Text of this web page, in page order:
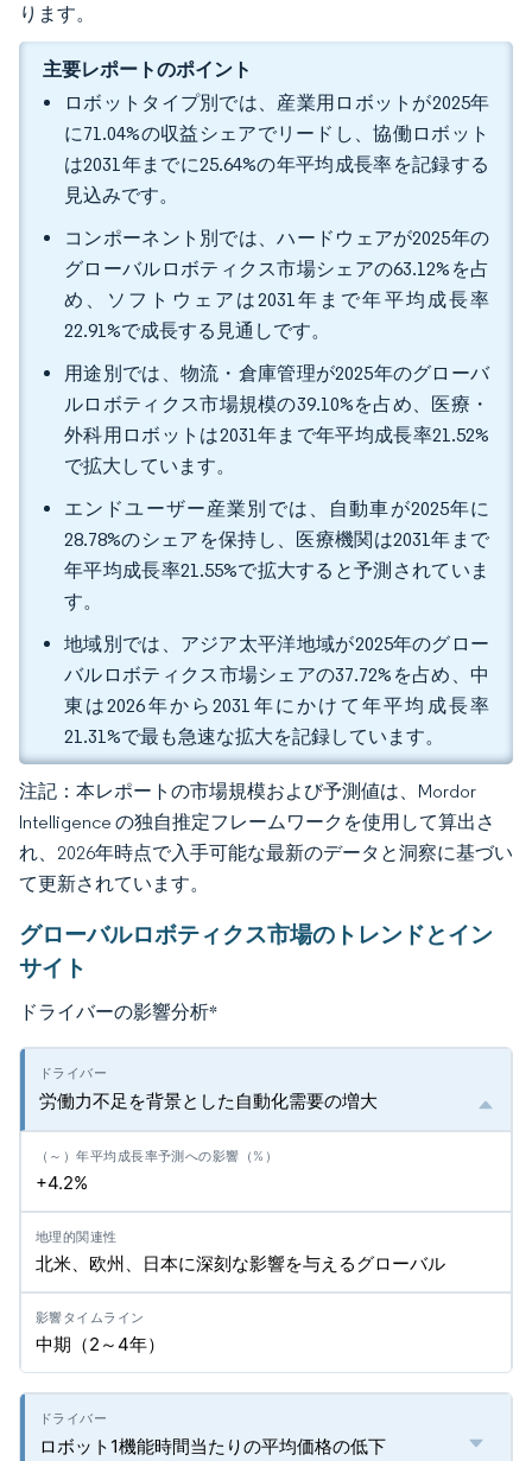
ります。
主要レポートのポイント
ロボットタイプ別では、産業用ロボットが2025年
に71.04%の収益シェアでリードし、協働ロボット
は2031年までに25.64%の年平均成長率を記録する
見込みです。
コンポーネント別では、ハードウェアが2025年の
グローバルロボティクス市場シェアの63.12%を占
め、ソフトウェアは2031年まで年平均成長率
22.91%で成長する見通しです。
用途別では、物流・倉庫管理が2025年のグローバ
ルロボティクス市場規模の39.10%を占め、医療・
外科用ロボットは2031年まで年平均成長率21.52%
で拡大しています。
エンドユーザー産業別では、自動車が2025年に
28.78%のシェアを保持し、医療機関は2031年まで
年平均成長率21.55%で拡大すると予測されていま
す。
地域別では、アジア太平洋地域が2025年のグロー
バルロボティクス市場シェアの37.72%を占め、中
東は2026年から2031年にかけて年平均成長率
21.31%で最も急速な拡大を記録しています。
注記：本レポートの市場規模および予測値は、Mordor
Intelligence の独自推定フレームワークを使用して算出さ
れ、2026年時点で入手可能な最新のデータと洞察に基づい
て更新されています。
グローバルロボティクス市場のトレンドとイン
サイト
ドライバーの影響分析*
労働力不足を背景とした自動化需要の増大
+4.2%
北米、欧州、日本に深刻な影響を与えるグローバル
中期（2～4年）
ロボット1機能時間当たりの平均価格の低下